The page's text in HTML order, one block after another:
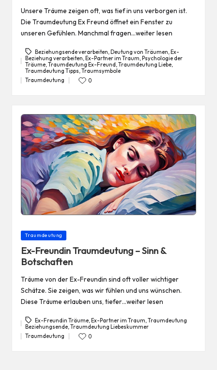
Unsere Träume zeigen oft, was tief in uns verborgen ist.
Die Traumdeutung Ex Freund öffnet ein Fenster zu
unseren Gefühlen. Manchmal fragen…weiter lesen
Tags:
Beziehungsende verarbeiten Deutung von Träumen Ex-
Beziehung verarbeiten Ex-Partner im Traum Psychologie der
Träume, Traumdeutung Ex-Freund Traumdeutung Liebe,
Traumdeutung Tipps Traumsymbole
Posted
Traumdeutung 0
Posted
Traumdeutung
Ex-Freundin Traumdeutung – Sinn &
Botschaften
Träume von der Ex-Freundin sind oft voller wichtiger
Schätze. Sie zeigen, was wir fühlen und uns wünschen.
Diese Träume erlauben uns, tiefer…weiter lesen
Tags:
Ex-Freundin Träume,Ex-Partner im Traum,Traumdeutung
Beziehungsende,Traumdeutung Liebeskummer
Posted
Traumdeutung 0